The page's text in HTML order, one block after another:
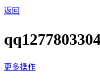
返回
更多操作